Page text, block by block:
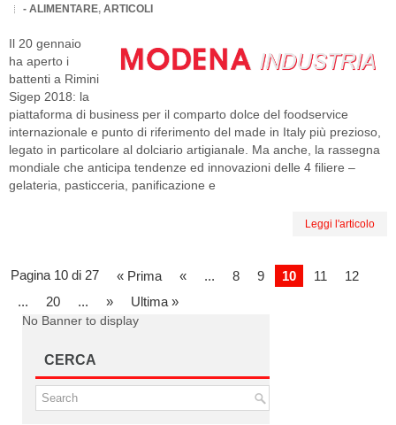
- ALIMENTARE, ARTICOLI
Il 20 gennaio
ha aperto i
battenti a Rimini
Sigep 2018: la
piattaforma di business per il comparto dolce del foodservice
internazionale e punto di riferimento del made in Italy più prezioso,
legato in particolare al dolciario artigianale. Ma anche, la rassegna
mondiale che anticipa tendenze ed innovazioni delle 4 filiere –
gelateria, pasticceria, panificazione e
Leggi l'articolo
Pagina 10 di 27 « Prima « ... 8 9 10 11
12
...
20 ... » Ultima »
No Banner to display
CERCA